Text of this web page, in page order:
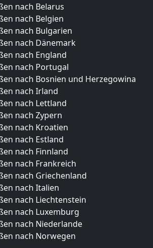
nach Belarus
nach Belgien
nach Bulgarien
nach Dänemark
nach England
nach Portugal
nach Bosnien und Herzegowina
nach Irland
nach Lettland
nach Zypern
nach Kroatien
nach Estland
nach Finnland
nach Frankreich
nach Griechenland
nach Italien
nach Liechtenstein
nach Luxemburg
nach Niederlande
nach Norwegen